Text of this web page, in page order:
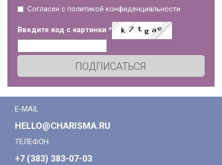
Согласен с политикой конфиденциальности
Введите код с картинки *
ПОДПИСАТЬСЯ
E-MAIL
HELLO@CHARISMA.RU
ТЕЛЕФОН
+7 (383) 383-07-03